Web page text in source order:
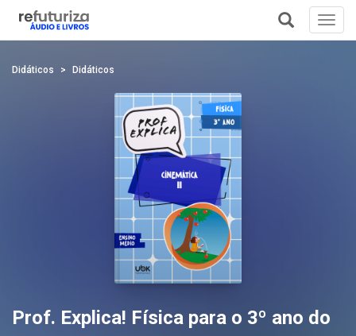
Didáticos Didáticos
Prof. Explica! Física para o 3º ano do